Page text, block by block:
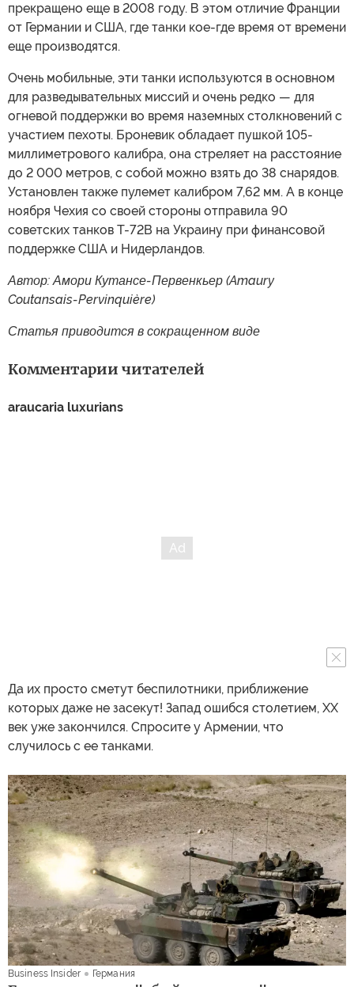
прекращено еще в 2008 году. В этом отличие Франции
от Германии и США, где танки кое-где время от времени
еще производятся.
Очень мобильные, эти танки используются в основном
для разведывательных миссий и очень редко — для
огневой поддержки во время наземных столкновений с
участием пехоты. Броневик обладает пушкой 105-
миллиметрового калибра, она стреляет на расстояние
до 2 000 метров, с собой можно взять до 38 снарядов.
Установлен также пулемет калибром 7,62 мм. А в конце
ноября Чехия со своей стороны отправила 90
советских танков Т-72B на Украину при финансовой
поддержке США и Нидерландов.
Автор: Амори Кутансе-Первенкьер (Amaury
Coutansais-Pervinquière)
Статья приводится в сокращенном виде
Комментарии читателей
araucaria luxurians
Да их просто сметут беспилотники, приближение
которых даже не засекут! Запад ошибся столетием, XX
век уже закончился. Спросите у Армении, что
случилось с ее танками.
Business Insider Германия